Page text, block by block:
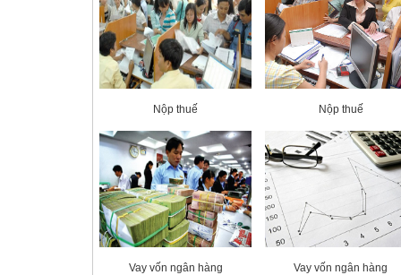
Nộp thuế Nộp thuế
Vay vốn ngân hàng Vay vốn ngân hàng